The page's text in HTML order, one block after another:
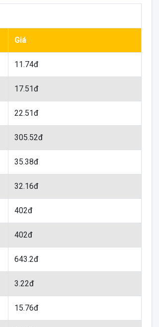
Giá
11.74đ
17.51đ
22.51đ
305.52đ
35.38đ
32.16đ
402đ
402đ
643.2đ
3.22đ
15.76đ